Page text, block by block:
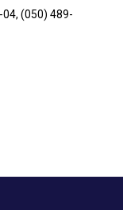
(050) 489-